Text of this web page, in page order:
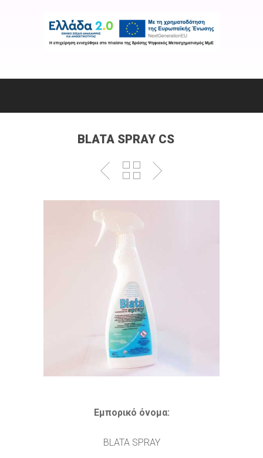
BLATA SPRAY CS
Εμπορικό όνομα:
BLATA SPRAY